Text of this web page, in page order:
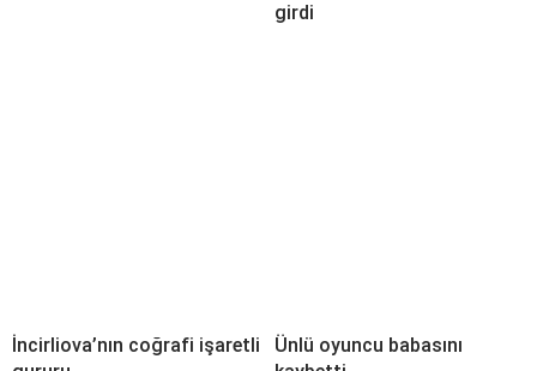
girdi
İncirliova’nın coğrafi işaretli
Ünlü oyuncu babasını